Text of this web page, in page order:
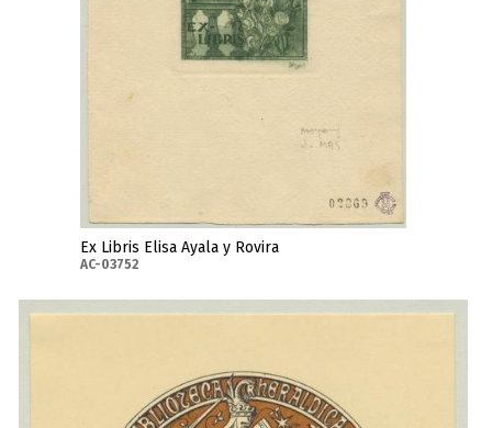
Ex Libris Elisa Ayala y Rovira
AC-03752